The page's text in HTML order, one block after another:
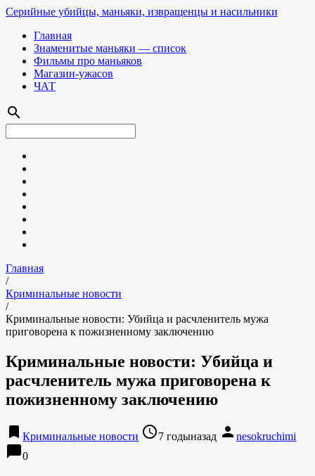
Серийные убийцы, маньяки, извращенцы и насильники
Главная
Знаменитые маньяки — список
Фильмы про маньяков
Магазин-ужасов
ЧАТ
search
Главная
/
Криминальные новости
/
Криминальные новости: Убийца и расчленитель мужа
приговорена к пожизненному заключению
Криминальные новости: Убийца и
расчленитель мужа приговорена к
пожизненному заключению
bookmark Криминальные новости access_time7 годыназад person nesokruchimi
chat_bubble0